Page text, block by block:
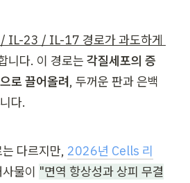
IL-23 / IL-17 경로가 과도하게
니다. 이 경로는 각질세포의 증
로 끌어올려, 두꺼운 판과 은백
다.
다르지만, 2026년 Cells 리
물이 "면역 항상성과 상피 무결